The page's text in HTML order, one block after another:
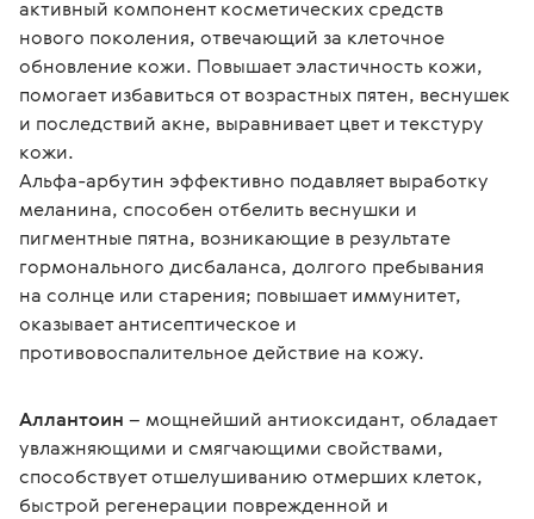
активный компонент косметических средств
нового поколения, отвечающий за клеточное
обновление кожи. Повышает эластичность кожи,
помогает избавиться от возрастных пятен, веснушек
и последствий акне, выравнивает цвет и текстуру
кожи.
Альфа-арбутин эффективно подавляет выработку
меланина, способен отбелить веснушки и
пигментные пятна, возникающие в результате
гормонального дисбаланса, долгого пребывания
на солнце или старения; повышает иммунитет,
оказывает антисептическое и
противовоспалительное действие на кожу.
Аллантоин – мощнейший антиоксидант, обладает
увлажняющими и смягчающими свойствами,
способствует отшелушиванию отмерших клеток,
быстрой регенерации поврежденной и